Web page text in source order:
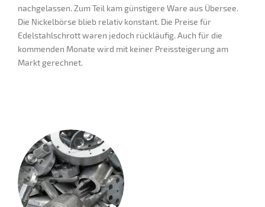
nachgelassen. Zum Teil kam günstigere Ware aus Übersee.
Die Nickelbörse blieb relativ konstant. Die Preise für
Edelstahlschrott waren jedoch rückläufig. Auch für die
kommenden Monate wird mit keiner Preissteigerung am
Markt gerechnet.